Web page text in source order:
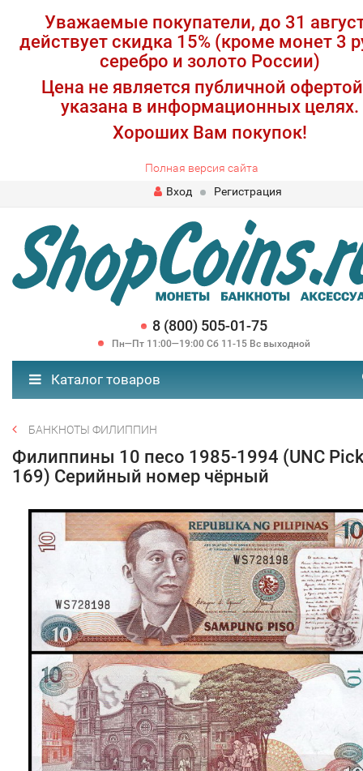
Уважаемые покупатели, до 31
действует скидка 15% (кроме монет 3
серебро и золото России)
Цена не является публичной
указана в информационных целях.
Хороших Вам покупок!
Полная версия сайта
Вход
Регистрация
8 (800) 505-01-75
Пн—Пт 11:00—19:00 Сб 11-15 Вс выходной
Каталог товаров
БАНКНОТЫ ФИЛИППИН
Филиппины 10 песо 1985-1994 (UNC Pick
169) Серийный номер чёрный